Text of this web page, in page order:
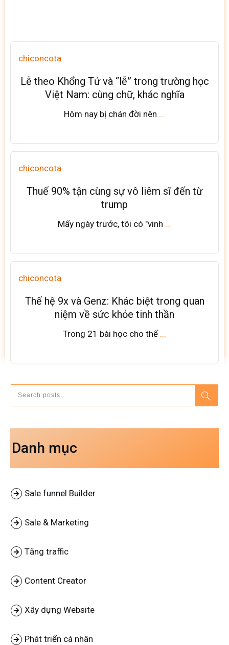
chiconcota
Lễ theo Khổng Tử và “lễ” trong trường học
Việt Nam: cùng chữ, khác nghĩa
Hôm nay bị chán đời nên ...
chiconcota
Thuế 90% tận cùng sự vô liêm sĩ đến từ
trump
Mấy ngày trước, tôi có "vinh ...
chiconcota
Thế hệ 9x và Genz: Khác biệt trong quan
niệm về sức khỏe tinh thần
Trong 21 bài học cho thế ...
Danh mục
Sale funnel Builder
Sale & Marketing
Tăng traffic
Content Creator
Xây dựng Website
Phát triển cá nhân